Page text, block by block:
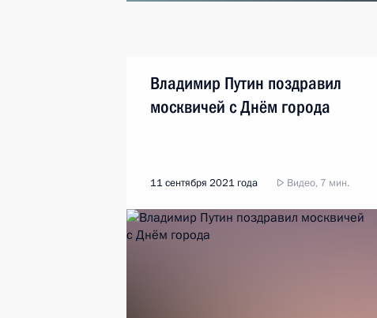
Владимир Путин поздравил
москвичей с Днём города
11 сентября 2021 года Видео, 7 мин.